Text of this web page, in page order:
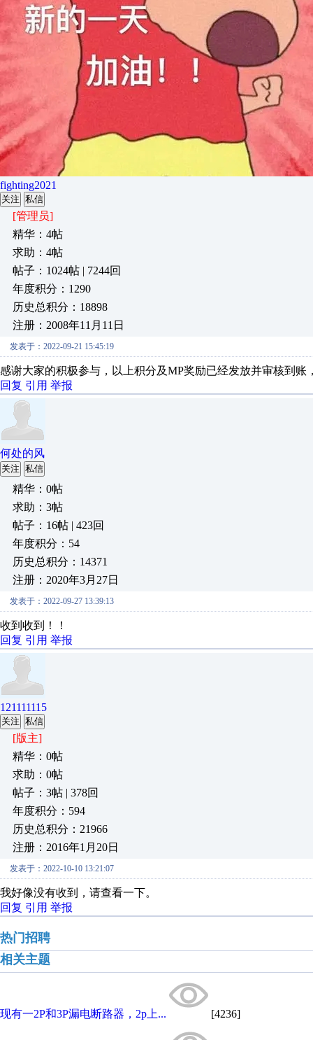
fighting2021
关注 私信
[管理员]
精华：4帖
求助：4帖
帖子：1024帖 | 7244回
年度积分：1290
历史总积分：18898
注册：2008年11月11日
发表于：2022-09-21 15:45:19
感谢大家的积极参与，以上积分及MP奖励已经发放并审核到账
回复 引用 举报
何处的风
关注 私信
精华：0帖
求助：3帖
帖子：16帖 | 423回
年度积分：54
历史总积分：14371
注册：2020年3月27日
发表于：2022-09-27 13:39:13
收到收到！！
回复 引用 举报
121111115
关注 私信
[版主]
精华：0帖
求助：0帖
帖子：3帖 | 378回
年度积分：594
历史总积分：21966
注册：2016年1月20日
发表于：2022-10-10 13:21:07
我好像没有收到，请查看一下。
回复 引用 举报
热门招聘
相关主题
现有一2P和3P漏电断路器，2p上... [4236]